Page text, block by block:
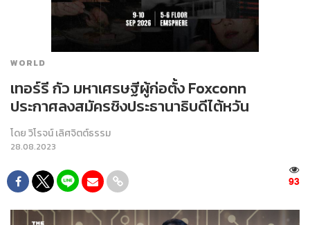
WORLD
เทอร์รี กัว มหาเศรษฐีผู้ก่อตั้ง Foxconn
ประกาศลงสมัครชิงประธานาธิบดีไต้หวัน
โดยวิโรจน์ เลิศจิตต์ธรรม
28.08.2023
93